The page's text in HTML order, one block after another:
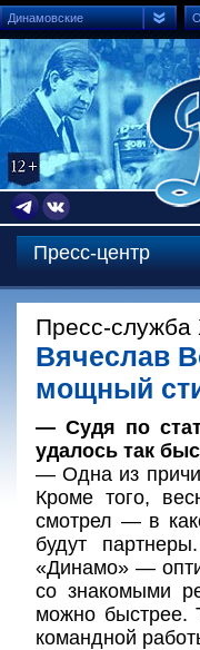
Динамовские
Пресс-центр
Пресс-
Вячеслав
мощный
— Судя по
удалось так
— Одна из
Кроме того,
смотрел — в
будут
«Динамо» —
со знакомыми
можно быстрее.
командной